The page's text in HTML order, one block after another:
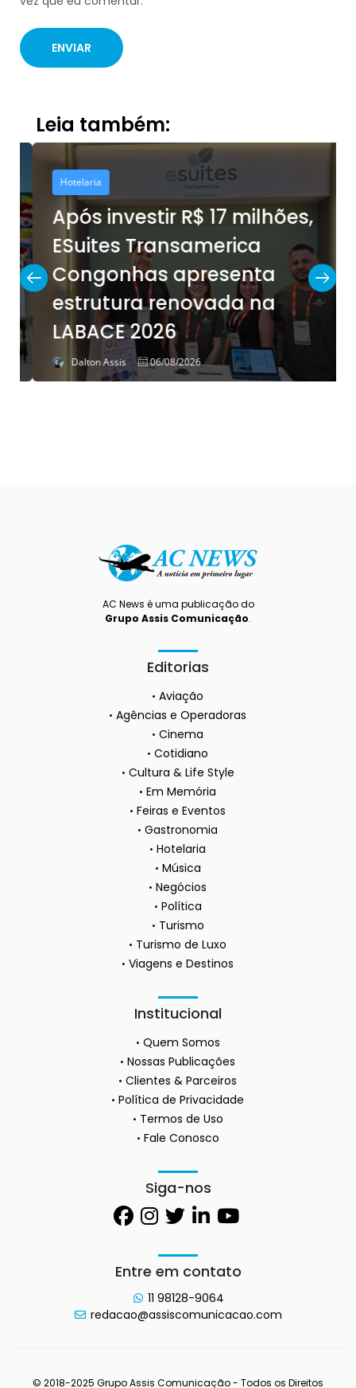
Leia também:
Hotelaria
Após investir R$ 17 milhões,
ESuites Transamerica
Congonhas apresenta
estrutura renovada na
LABACE 2026
Dalton Assis 06/08/2026
AC News é uma publicação do
Grupo Assis Comunicação.
Editorias
Aviação
Agências e Operadoras
Cinema
Cotidiano
Cultura & Life Style
Em Memória
Feiras e Eventos
Gastronomia
Hotelaria
Música
Negócios
Política
Turismo
Turismo de Luxo
Viagens e Destinos
Institucional
Quem Somos
Nossas Publicações
Clientes & Parceiros
Política de Privacidade
Termos de Uso
Fale Conosco
Siga-nos
Entre em contato
11 98128-9064
redacao@assiscomunicacao.com
© 2018-2025 Grupo Assis Comunicação - Todos os Direitos